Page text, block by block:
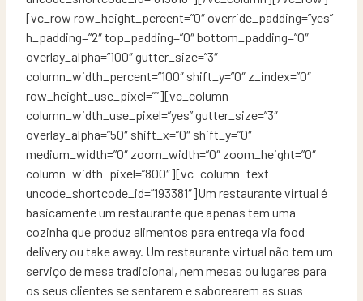
[vc_row row_height_percent=”0″ override_padding=”yes”
h_padding=”2″ top_padding=”0″ bottom_padding=”0″
overlay_alpha=”100″ gutter_size=”3″
column_width_percent=”100″ shift_y=”0″ z_index=”0″
row_height_use_pixel=””][vc_column
column_width_use_pixel=”yes” gutter_size=”3″
overlay_alpha=”50″ shift_x=”0″ shift_y=”0″
medium_width=”0″ zoom_width=”0″ zoom_height=”0″
column_width_pixel=”800″][vc_column_text
uncode_shortcode_id=”193381″]Um restaurante virtual é
basicamente um restaurante que apenas tem uma
cozinha que produz alimentos para entrega via food
delivery ou take away. Um restaurante virtual não tem um
serviço de mesa tradicional, nem mesas ou lugares para
os seus clientes se sentarem e saborearem as suas